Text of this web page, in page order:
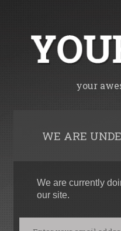
your
WE ARE
We are currently
our site.